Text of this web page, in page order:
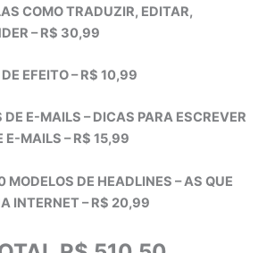
COMO TRADUZIR, EDITAR,
– R$ 30,99
EFEITO – R$ 10,99
DE E-MAILS – DICAS PARA ESCREVER
E-MAILS – R$ 15,99
MODELOS DE HEADLINES – AS QUE
INTERNET – R$ 20,99